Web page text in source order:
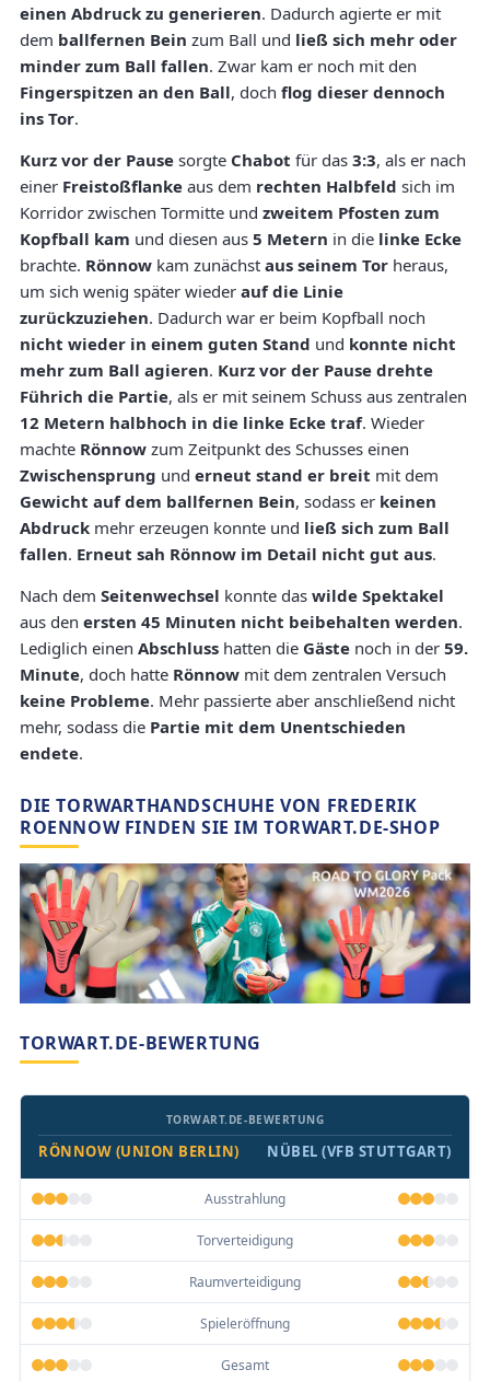
einen Abdruck zu generieren. Dadurch agierte er mit
dem ballfernen Bein zum Ball und ließ sich mehr oder
minder zum Ball fallen. Zwar kam er noch mit den
Fingerspitzen an den Ball, doch flog dieser dennoch
ins Tor.
Kurz vor der Pause sorgte Chabot für das 3:3, als er nach
einer Freistoßflanke aus dem rechten Halbfeld sich im
Korridor zwischen Tormitte und zweitem Pfosten zum
Kopfball kam und diesen aus 5 Metern in die linke Ecke
brachte. Rönnow kam zunächst aus seinem Tor heraus,
um sich wenig später wieder auf die Linie
zurückzuziehen. Dadurch war er beim Kopfball noch
nicht wieder in einem guten Stand und konnte nicht
mehr zum Ball agieren. Kurz vor der Pause drehte
Führich die Partie, als er mit seinem Schuss aus zentralen
12 Metern halbhoch in die linke Ecke traf. Wieder
machte Rönnow zum Zeitpunkt des Schusses einen
Zwischensprung und erneut stand er breit mit dem
Gewicht auf dem ballfernen Bein, sodass er keinen
Abdruck mehr erzeugen konnte und ließ sich zum Ball
fallen. Erneut sah Rönnow im Detail nicht gut aus.
Nach dem Seitenwechsel konnte das wilde Spektakel
aus den ersten 45 Minuten nicht beibehalten werden.
Lediglich einen Abschluss hatten die Gäste noch in der 59.
Minute, doch hatte Rönnow mit dem zentralen Versuch
keine Probleme. Mehr passierte aber anschließend nicht
mehr, sodass die Partie mit dem Unentschieden
endete.
DIE TORWARTHANDSCHUHE VON FREDERIK
ROENNOW FINDEN SIE IM TORWART.DE-SHOP
TORWART.DE-BEWERTUNG
RÖNNOW (UNION BERLIN)
TORWART.DE-BEWERTUNG
NÜBEL (VFB STUTTGART)
Ausstrahlung
Torverteidigung
Raumverteidigung
Spieleröffnung
Gesamt